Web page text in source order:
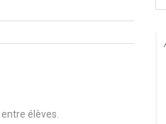
entre élèves.